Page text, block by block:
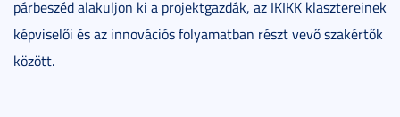
párbeszéd alakuljon ki a projektgazdák, az IKIKK klasztereinek
képviselői és az innovációs folyamatban részt vevő szakértők
között.